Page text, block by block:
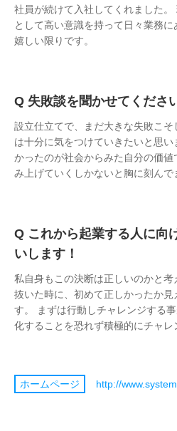
社員が続けて入社してくれました
として高い意識を持って日々業務
嬉しい限りです。
失敗談を聞かせてくださ
設立仕立てで、まだ大きな失敗こ
は十分に気をつけていきたいと思
かったのが社会からみた自分の価
み上げていくしかないと胸に刻んで
これから起業する人に向
いします！
私自身もこの決断は正しいのかと
抜いた時に、初めて正しかったか
す。 まずは行動しチャレンジする
化することを恐れず積極的にチャレ
http://